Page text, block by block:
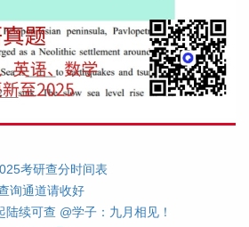
考研查分时间表
询通道请收好
续可查 @学子：九月相见！